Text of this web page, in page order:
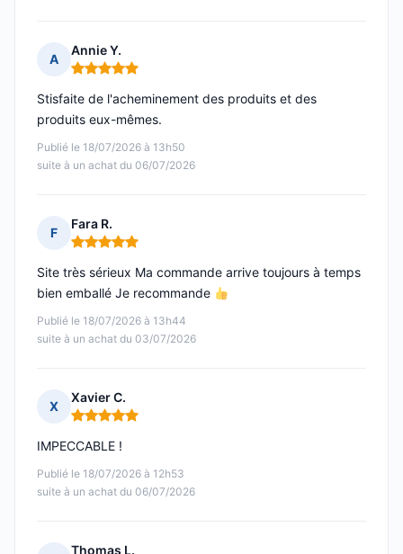
A
Annie Y.
Note : 5 sur 5
Publié le 18/07/2026 à 13h50
suite à un achat du 06/07/2026
Stisfaite de l'acheminement des produits et des
produits eux-mêmes.
F
Fara R.
Note : 5 sur 5
Publié le 18/07/2026 à 13h44
suite à un achat du 03/07/2026
Site très sérieux Ma commande arrive toujours à temps
bien emballé Je recommande
X
Xavier C.
Note : 5 sur 5
Publié le 18/07/2026 à 12h53
suite à un achat du 06/07/2026
IMPECCABLE !
Thomas L.